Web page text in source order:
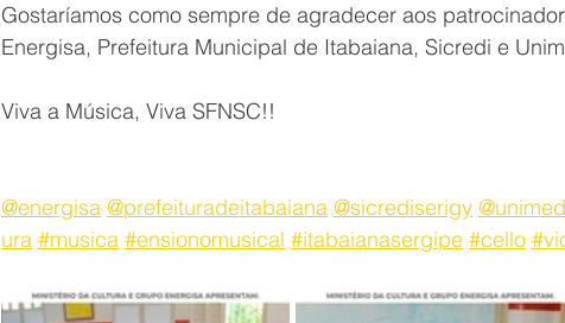
Gostaríamos como sempre de agradecer aos
Energisa, Prefeitura Municipal de Itabaiana, Sicredi e
Viva a Música, Viva SFNSC!!
@energisa @prefeituradeitabaiana @sicrediserigy
ura #musica #ensionomusical #itabaianasergipe #cello